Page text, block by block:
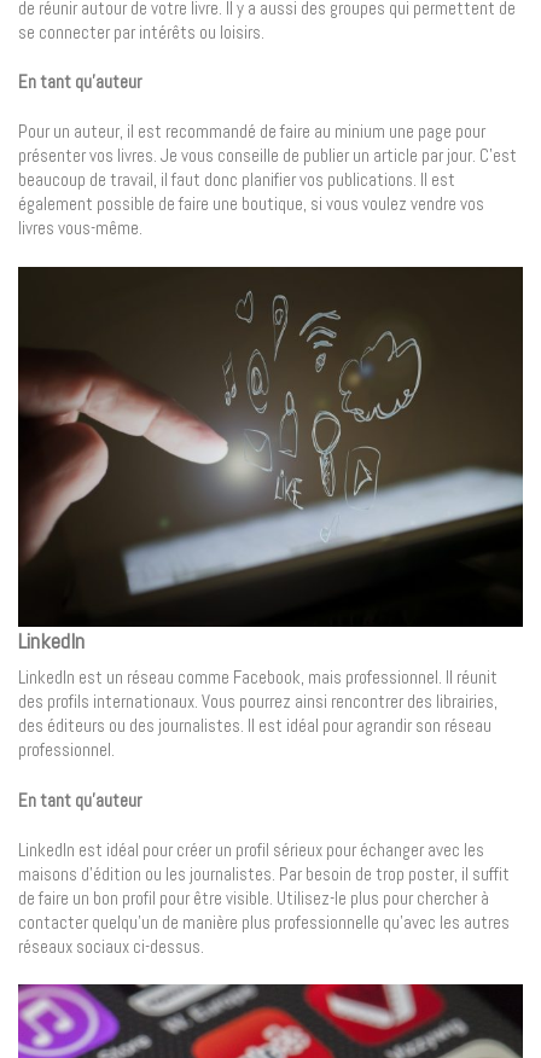
de réunir autour de votre livre. Il y a aussi des groupes qui permettent de
se connecter par intérêts ou loisirs.
En tant qu’auteur
Pour un auteur, il est recommandé de faire au minium une page pour
présenter vos livres. Je vous conseille de publier un article par jour. C’est
beaucoup de travail, il faut donc planifier vos publications. Il est
également possible de faire une boutique, si vous voulez vendre vos
livres vous-même.
LinkedIn
LinkedIn est un réseau comme Facebook, mais professionnel. Il réunit
des profils internationaux. Vous pourrez ainsi rencontrer des librairies,
des éditeurs ou des journalistes. Il est idéal pour agrandir son réseau
professionnel.
En tant qu’auteur
LinkedIn est idéal pour créer un profil sérieux pour échanger avec les
maisons d’édition ou les journalistes. Par besoin de trop poster, il suffit
de faire un bon profil pour être visible. Utilisez-le plus pour chercher à
contacter quelqu’un de manière plus professionnelle qu’avec les autres
réseaux sociaux ci-dessus.